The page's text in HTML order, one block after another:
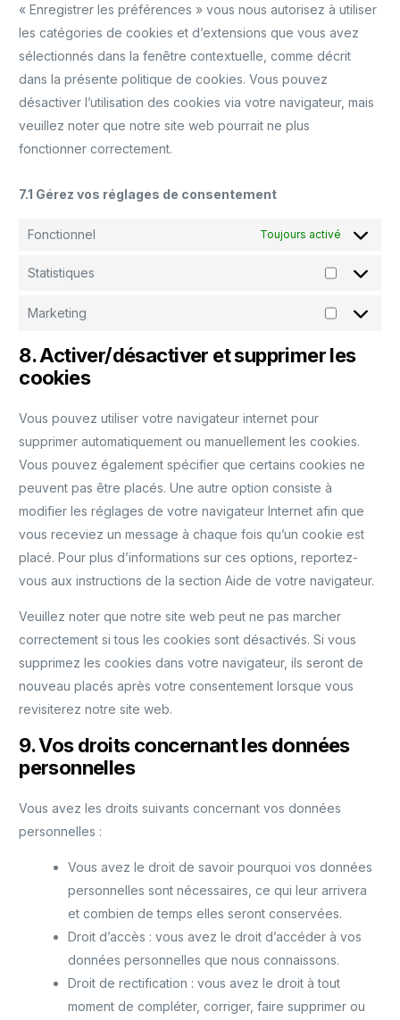
« Enregistrer les préférences » vous nous autorisez à utiliser
les catégories de cookies et d’extensions que vous avez
sélectionnés dans la fenêtre contextuelle, comme décrit
dans la présente politique de cookies. Vous pouvez
désactiver l’utilisation des cookies via votre navigateur, mais
veuillez noter que notre site web pourrait ne plus
fonctionner correctement.
7.1 Gérez vos réglages de consentement
Fonctionnel Toujours activé
Statistiques
Marketing
8. Activer/désactiver et supprimer les
cookies
Vous pouvez utiliser votre navigateur internet pour
supprimer automatiquement ou manuellement les cookies.
Vous pouvez également spécifier que certains cookies ne
peuvent pas être placés. Une autre option consiste à
modifier les réglages de votre navigateur Internet afin que
vous receviez un message à chaque fois qu’un cookie est
placé. Pour plus d’informations sur ces options, reportez-
vous aux instructions de la section Aide de votre navigateur.
Veuillez noter que notre site web peut ne pas marcher
correctement si tous les cookies sont désactivés. Si vous
supprimez les cookies dans votre navigateur, ils seront de
nouveau placés après votre consentement lorsque vous
revisiterez notre site web.
9. Vos droits concernant les données
personnelles
Vous avez les droits suivants concernant vos données
personnelles :
Vous avez le droit de savoir pourquoi vos données
personnelles sont nécessaires, ce qui leur arrivera
et combien de temps elles seront conservées.
Droit d’accès : vous avez le droit d’accéder à vos
données personnelles que nous connaissons.
Droit de rectification : vous avez le droit à tout
moment de compléter, corriger, faire supprimer ou